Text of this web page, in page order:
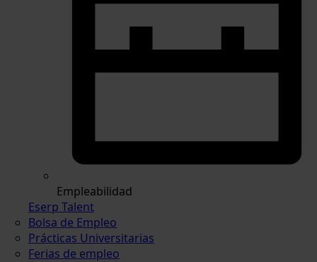
Empleabilidad
Eserp Talent
Bolsa de Empleo
Prácticas Universitarias
Ferias de empleo